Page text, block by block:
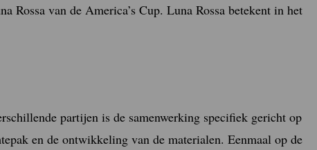
Rossa van de America’s Cup. Luna Rossa betekent in het
partijen is de samenwerking specifiek gericht op
en de ontwikkeling van de materialen. Eenmaal op de